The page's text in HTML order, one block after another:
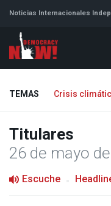
Noticias Internacionales
TEMAS Crisis
Titulares
26 de mayo
Escuche